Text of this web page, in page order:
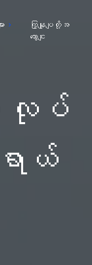
ကြှနျုပျတို့အ
ကွောငျး
လုပ်
ာယ်